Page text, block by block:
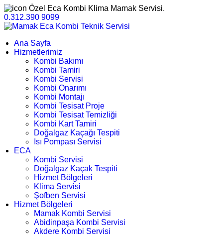
Özel Eca Kombi Klima Mamak Servisi.
0.312.390 9099
Ana Sayfa
Hizmetlerimiz
Kombi Bakımı
Kombi Tamiri
Kombi Servisi
Kombi Onarımı
Kombi Montajı
Kombi Tesisat Proje
Kombi Tesisat Temizliği
Kombi Kart Tamiri
Doğalgaz Kaçağı Tespiti
Isı Pompası Servisi
ECA
Kombi Servisi
Doğalgaz Kaçak Tespiti
Hizmet Bölgeleri
Klima Servisi
Şofben Servisi
Hizmet Bölgeleri
Mamak Kombi Servisi
Abidinpaşa Kombi Servisi
Akdere Kombi Servisi